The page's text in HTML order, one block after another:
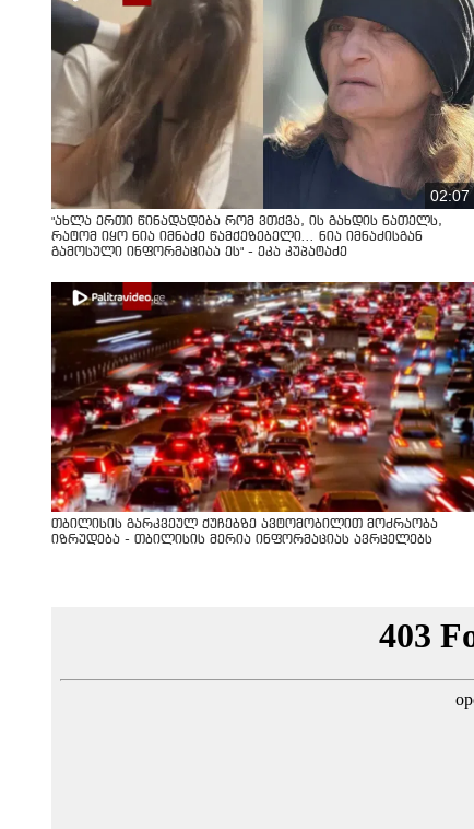
02:07
"ახლა ერთი წინადადება რომ ვთქვა, ის გახდის ნათელს,
რატომ იყო ნია იმნაძე წამქეზებელი... ნია იმნაძისგან
გამოსული ინფორმაციაა ეს" - ეკა კუპატაძე
თბილისის გარკვეულ ქუჩებზე ავტომობილით მოძრაობა
იზრუდება - თბილისის მერია ინფორმაციას ავრცელებს